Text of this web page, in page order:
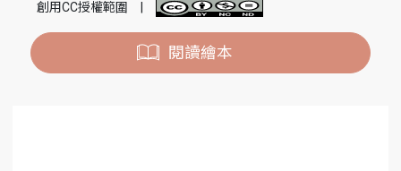
創用CC授權範圍
閱讀繪本